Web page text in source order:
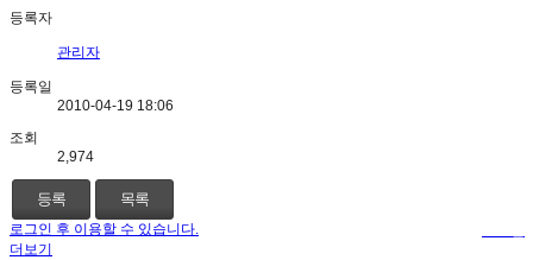
등록자
관리자
등록일
2010-04-19 18:06
조회
2,974
등록 목록
로그인 후 이용할 수 있습니다.
더보기